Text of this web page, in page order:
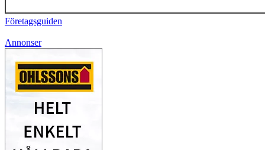
Företagsguiden
Annonser